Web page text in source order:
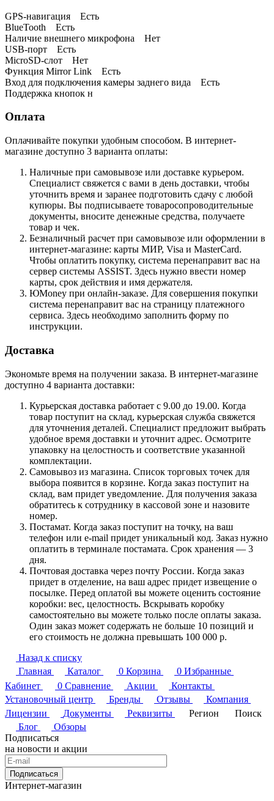
GPS-навигация Есть
BlueTooth Есть
Наличие внешнего микрофона Нет
USB-порт Есть
MicroSD-слот Нет
Функция Mirror Link Есть
Вход для подключения камеры заднего вида Есть
Поддержка кнопок н
Оплата
Оплачивайте покупки удобным способом. В интернет-
магазине доступно 3 варианта оплаты:
Наличные при самовывозе или доставке курьером.
Специалист свяжется с вами в день доставки, чтобы
уточнить время и заранее подготовить сдачу с любой
купюры. Вы подписываете товаросопроводительные
документы, вносите денежные средства, получаете
товар и чек.
Безналичный расчет при самовывозе или оформлении в
интернет-магазине: карты МИР, Visa и MasterCard.
Чтобы оплатить покупку, система перенаправит вас на
сервер системы ASSIST. Здесь нужно ввести номер
карты, срок действия и имя держателя.
ЮMoney при онлайн-заказе. Для совершения покупки
система перенаправит вас на страницу платежного
сервиса. Здесь необходимо заполнить форму по
инструкции.
Доставка
Экономьте время на получении заказа. В интернет-магазине
доступно 4 варианта доставки:
Курьерская доставка работает с 9.00 до 19.00. Когда
товар поступит на склад, курьерская служба свяжется
для уточнения деталей. Специалист предложит выбрать
удобное время доставки и уточнит адрес. Осмотрите
упаковку на целостность и соответствие указанной
комплектации.
Самовывоз из магазина. Список торговых точек для
выбора появится в корзине. Когда заказ поступит на
склад, вам придет уведомление. Для получения заказа
обратитесь к сотруднику в кассовой зоне и назовите
номер.
Постамат. Когда заказ поступит на точку, на ваш
телефон или e-mail придет уникальный код. Заказ нужно
оплатить в терминале постамата. Срок хранения — 3
дня.
Почтовая доставка через почту России. Когда заказ
придет в отделение, на ваш адрес придет извещение о
посылке. Перед оплатой вы можете оценить состояние
коробки: вес, целостность. Вскрывать коробку
самостоятельно вы можете только после оплаты заказа.
Один заказ может содержать не больше 10 позиций и
его стоимость не должна превышать 100 000 р.
Назад к списку
Главная
Каталог 0 Корзина 0 Избранные
Кабинет
0 Сравнение Акции
Контакты
Установочный центр
Бренды Отзывы
Компания
Лицензии
Документы Реквизиты Регион
Поиск
Блог
Обзоры
Подписаться
на новости и акции
Подписаться
Интернет-магазин